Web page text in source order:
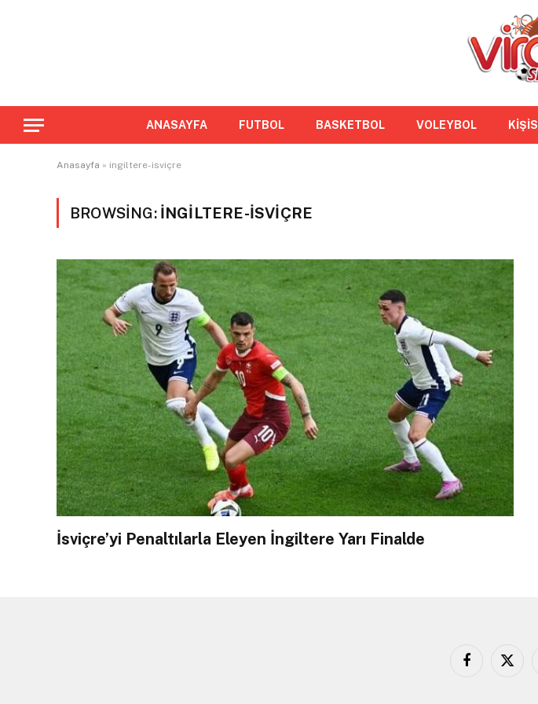
ANASAYFA FUTBOL BASKETBOL VOLEYBOL
Anasayfa » ingiltere-isviçre
BROWSING: INGILTERE-ISVIÇRE
İsviçre’yi Penaltılarla Eleyen İngiltere Yarı Finalde
Facebook
X